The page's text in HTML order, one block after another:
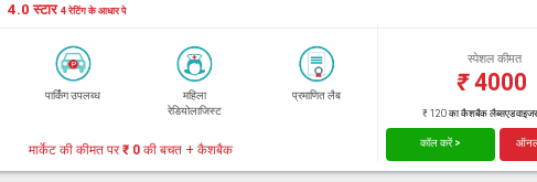
4.0 स्टार4 रेटिंग के आधार पे
पार्किंग उपलब्ध
महिला
रेडियोलाजिस्ट
प्रमाणित लैब
स्पेशल कीमत
₹4000
₹ 120 का कैशबैक
मार्केट की कीमत पर₹ 0 की बचत + कैशबैक कॉल करें >